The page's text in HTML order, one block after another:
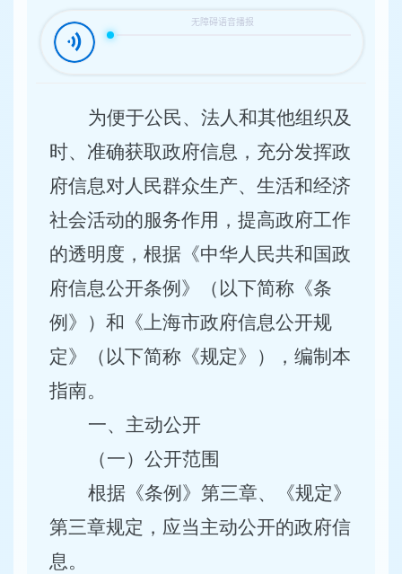
为便于公民、法人和其他组织及
时、准确获取政府信息，充分发挥政
府信息对人民群众生产、生活和经济
社会活动的服务作用，提高政府工作
的透明度，根据《中华人民共和国政
府信息公开条例》（以下简称《条
例》）和《上海市政府信息公开规
定》（以下简称《规定》），编制本
指南。
一、主动公开
（一）公开范围
根据《条例》第三章、《规定》
第三章规定，应当主动公开的政府信
息。